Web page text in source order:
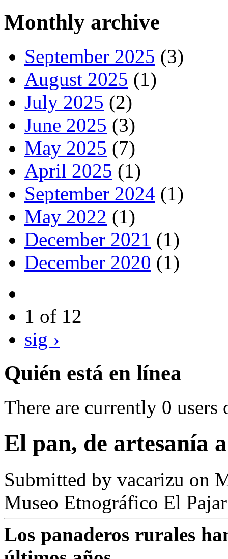
Monthly archive
September 2025 (3)
August 2025 (1)
July 2025 (2)
June 2025 (3)
May 2025 (7)
April 2025 (1)
September 2024 (1)
May 2022 (1)
December 2021 (1)
December 2020 (1)
1 of 12
sig ›
Quién está en línea
There are currently 0 users
El pan, de artesanía
Submitted by vacarizu on
Museo Etnográfico El Pajar
Los panaderos rurales